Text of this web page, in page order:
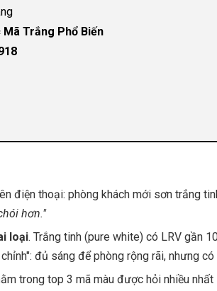
Trắng Phổ Biến
Fog
điện thoại: phòng khách mới sơn trắng
hơn."
loại. Trắng tinh (pure white) có LRV gần
đủ sáng để phòng rộng rãi, nhưng
trong top 3 mã màu được hỏi nhiều